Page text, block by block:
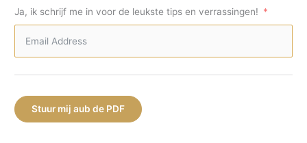
Ja, ik schrijf me in voor de leukste tips en verrassingen!
Stuur mij aub de PDF